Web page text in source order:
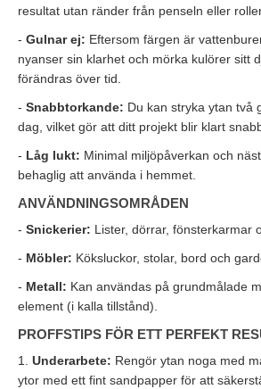
resultat utan ränder från penseln eller
- Gulnar ej: Eftersom färgen är
nyanser sin klarhet och mörka kulörer sitt
förändras över tid.
- Snabbtorkande: Du kan stryka ytan två
dag, vilket gör att ditt projekt blir klart
- Låg lukt: Minimal miljöpåverkan och
behaglig att använda i hemmet.
ANVÄNDNINGSOMRÅDEN
- Snickerier: Lister, dörrar, fönsterkarmar
- Möbler: Köksluckor, stolar, bord och
- Metall: Kan användas på grundmålade
element (i kalla tillstånd).
PROFFSTIPS FÖR ETT PERFEKT
1. Underarbete: Rengör ytan noga med
ytor med ett fint sandpapper för att